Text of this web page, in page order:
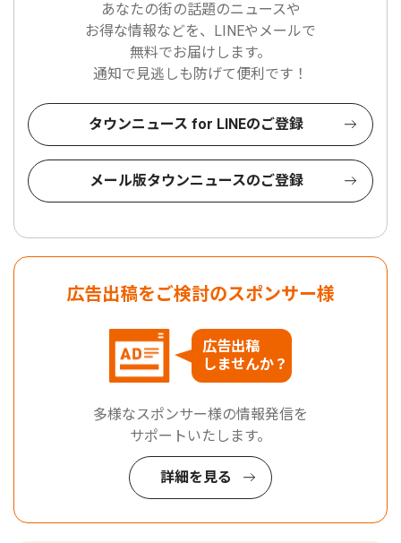
あなたの街の話題のニュースや
お得な情報などを、LINEやメールで
無料でお届けします。
通知で見逃しも防げて便利です！
タウンニュース for LINEのご登録
メール版タウンニュースのご登録
広告出稿をご検討のスポンサー様
広告出稿
しませんか？
多様なスポンサー様の情報発信を
サポートいたします。
詳細を見る